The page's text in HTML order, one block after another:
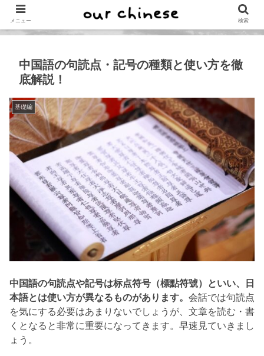
中国語の句読点・記号の種類と使い方を徹
底解説！
基礎編
中国語の句読点や記号は标点符号（標點符號）といい、日
本語とは使い方が異なるものがあります。 会話では句読点
を気にする必要はあまりないでしょうが、文章を読む・書
くとなると非常に重要になってきます。早速見ていきまし
ょう。
メニュー 検索